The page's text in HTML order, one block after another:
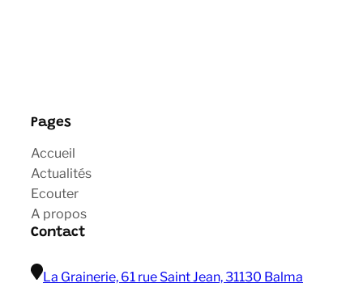
Pages
Accueil
Actualités
Ecouter
A propos
Contact
La Grainerie, 61 rue Saint Jean, 31130 Balma